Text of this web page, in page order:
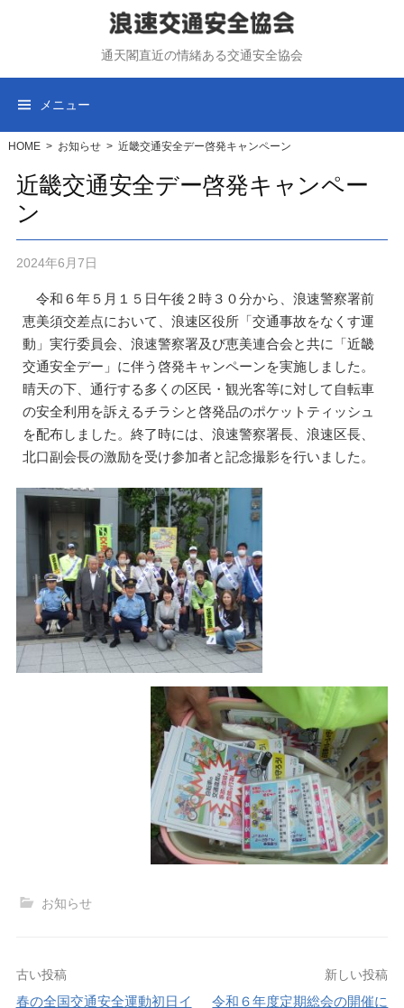
ン
ス
通天閣直近の情緒ある交通安全協会
メニュー
HOME > お知らせ > 近畿交通安全デー啓発キャンペーン
近畿交通安全デー啓発キャンペー
ン
2024年6月7日
令和６年５月１５日午後２時３０分から、浪速警察署前
恵美須交差点において、浪速区役所「交通事故をなくす運
動」実行委員会、浪速警察署及び恵美連合会と共に「近畿
交通安全デー」に伴う啓発キャンペーンを実施しました。
晴天の下、通行する多くの区民・観光客等に対して自転車
の安全利用を訴えるチラシと啓発品のポケットティッシュ
を配布しました。終了時には、浪速警察署長、浪速区長、
北口副会長の激励を受け参加者と記念撮影を行いました。
お知らせ
投
古い投稿
春の全国交通安全運動初日イ
新しい投稿
令和６年度定期総会の開催に